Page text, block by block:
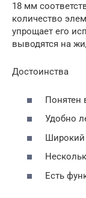
18 мм
количество
упрощает его
выводятся на
Достоинства
Понятен
Удобно
Широкий
Есть